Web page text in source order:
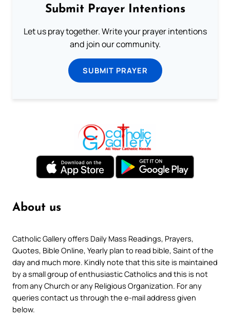
Submit Prayer Intentions
Let us pray together. Write your prayer intentions
and join our community.
SUBMIT PRAYER
About us
Catholic Gallery offers Daily Mass Readings, Prayers,
Quotes, Bible Online, Yearly plan to read bible, Saint of the
day and much more. Kindly note that this site is maintained
by a small group of enthusiastic Catholics and this is not
from any Church or any Religious Organization. For any
queries contact us through the e-mail address given
below.